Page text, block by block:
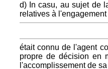
d) In casu, au sujet de
relatives à
était connu de l'agent
propre de décision en
l'accomplissement de